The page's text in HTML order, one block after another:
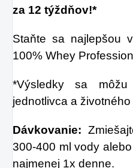
za 12 týždňov!*
Staňte sa najlepšou
100% Whey
*Výsledky sa
jednotlivca a životného
Dávkovanie:
300-400 ml vody
najmenej 1x denne.